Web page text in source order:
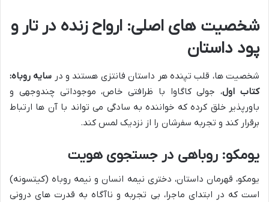
شخصیت های اصلی: ارواح زنده در تار و
پود داستان
شخصیت ها، قلب تپنده هر داستان فانتزی هستند و در سایه روباه:
کتاب اول، جولی کاگاوا با ظرافتی خاص، موجوداتی چندوجهی و
باورپذیر خلق کرده که خواننده به سادگی می تواند با آن ها ارتباط
برقرار کند و تجربه سفرشان را از نزدیک لمس کند.
یومکو: روباهی در جستجوی هویت
یومکو، قهرمان داستان، دختری نیمه انسان و نیمه روباه (کیتسونه)
است که در ابتدای ماجرا، بی تجربه و ناآگاه به قدرت های درونی